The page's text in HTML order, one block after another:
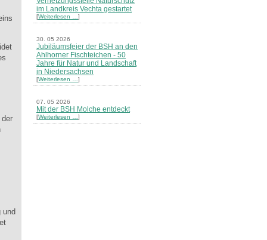
und
im Landkreis Vechta gestartet
[Weiterlesen … ]
30. 05 2026
Jubiläumsfeier der BSH an den
Ahlhorner Fischteichen - 50
Jahre für Natur und Landschaft
in Niedersachsen
[Weiterlesen … ]
07. 05 2026
Mit der BSH Molche entdeckt
[Weiterlesen … ]